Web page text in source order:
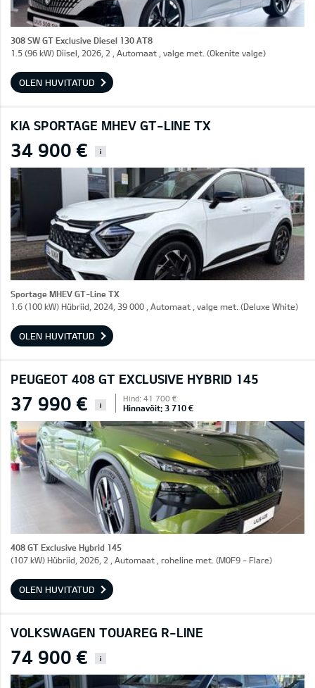
308 SW GT Exclusive Diesel 130 AT8
1.5 (96 kW) Diisel, 2026, 2 , Automaat , valge met. (Okenite valge)
OLEN HUVITATUD
KIA SPORTAGE MHEV GT-LINE TX
34 900 € i
Sportage MHEV GT-Line TX
1.6 (100 kW) Hübriid, 2024, 39 000 , Automaat , valge met. (Deluxe White)
OLEN HUVITATUD
PEUGEOT 408 GT EXCLUSIVE HYBRID 145
37 990 € i
Hind: 41 700 €
Hinnavõit: 3 710 €
408 GT Exclusive Hybrid 145
(107 kW) Hübriid, 2026, 2 , Automaat , roheline met. (M0F9 - Flare)
OLEN HUVITATUD
VOLKSWAGEN TOUAREG R-LINE
74 900 € i